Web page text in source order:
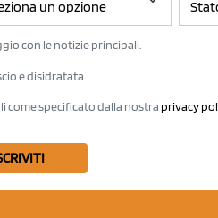
con le notizie principali.
e disidratata
come specificato dalla nostra privacy